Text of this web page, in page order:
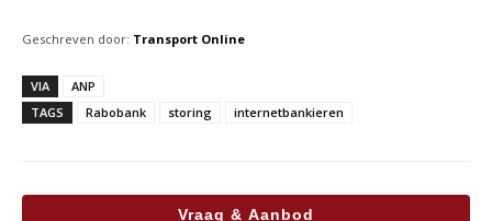
Geschreven door: Transport Online
VIA
ANP
TAGS
Rabobank storing internetbankieren
Vraag & Aanbod